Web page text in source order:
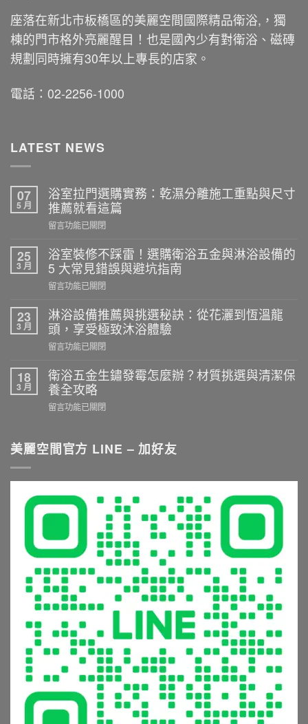
座落在新北市板橋區的美麗空間國際精品衛浴,，獨
棟的門市格外亮麗醒目！也是國內少有對衛浴、磁磚
規劃同時擁有30年以上專長的店家。
電話：02-2256-1000
LATEST NEWS
07
5 月
浴室拉門選購實務：乾濕分離施工重點與尺寸
推薦就看這篇
在
室
拉
門
選
實
務：
乾
分
離
施
工
與
薦
就
這
篇〉
中
留言功能已關閉
25
3 月
浴室裝修不踩雷！選購衛浴五金與淋浴設備的
5 大常見錯誤與避坑指南
在
室
裝
修
不
雷！
選
購
五
金
淋
浴
設
5
大
常
見
誤
避
坑
南〉
中
留言功能已關閉
23
3 月
淋浴設備推薦與挑選秘訣：從花灑到恆溫龍
頭，享受極致沐浴體驗
在
浴
設
備
推
挑
從
花
到
恆
溫
龍
頭，
享
極
致
沐
浴
體
驗〉
中
留言功能已關閉
18
3 月
衛浴五金生鏽發霉怎麼辦？材質挑選與清潔保
養全攻略
在
五
金
鏽
發
霉
麼
辦？
質
挑
選
與
清
潔
保
全
攻
略〉
留言功能已關閉
美麗空間官方 LINE – 加好友